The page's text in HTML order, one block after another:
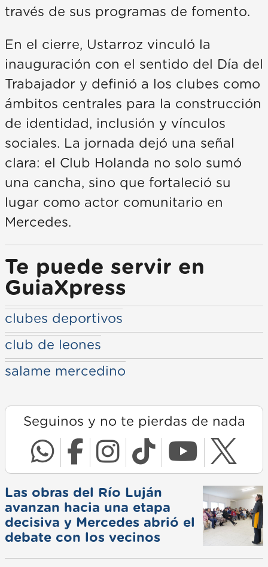
través de sus programas de fomento.
En el cierre, Ustarroz vinculó la
inauguración con el sentido del Día del
Trabajador y definió a los clubes como
ámbitos centrales para la construcción
de identidad, inclusión y vínculos
sociales. La jornada dejó una señal
clara: el Club Holanda no solo sumó
una cancha, sino que fortaleció su
lugar como actor comunitario en
Mercedes.
Te puede servir en
GuiaXpress
clubes deportivos
club de leones
salame mercedino
Seguinos y no te pierdas de nada
Las obras del Río Luján
avanzan hacia una etapa
decisiva y Mercedes abrió el
debate con los vecinos